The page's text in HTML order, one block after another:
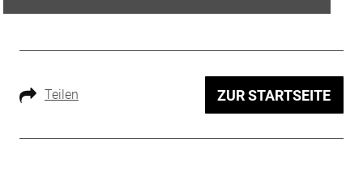
Teilen ZUR STARTSEITE